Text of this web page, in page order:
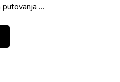
putovanja …